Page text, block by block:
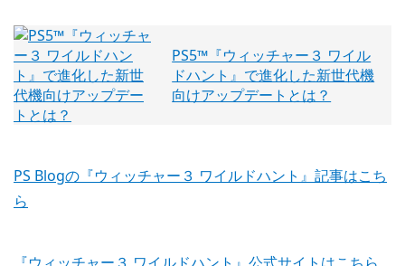
PS5™『ウィッチャー３ ワイル
ドハント』で進化した新世代機
向けアップデートとは？
PS Blogの『ウィッチャー３ ワイルドハント』記事はこち
ら